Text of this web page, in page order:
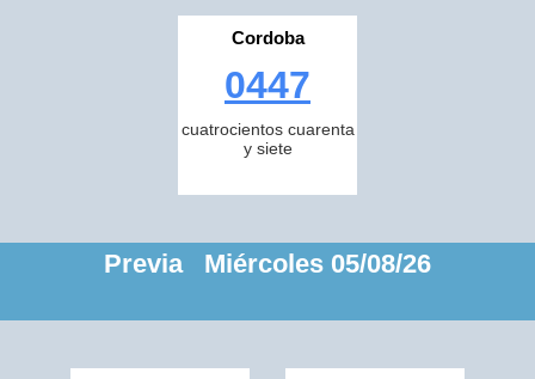
Cordoba
0447
cuatrocientos cuarenta
y siete
Previa Miércoles 05/08/26